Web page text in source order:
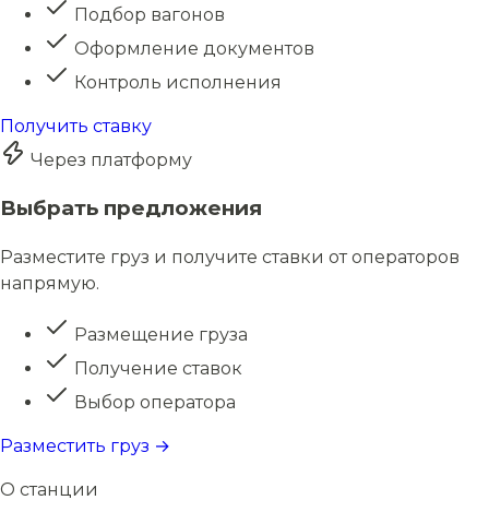
Подбор вагонов
Оформление документов
Контроль исполнения
Получить ставку
Через платформу
Выбрать предложения
Разместите груз и получите ставки от операторов
напрямую.
Размещение груза
Получение ставок
Выбор оператора
Разместить груз →
О станции